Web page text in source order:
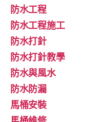
防水工程
防水工程施工
防水打針
防水打針教學
防水與風水
防水防漏
馬桶安裝